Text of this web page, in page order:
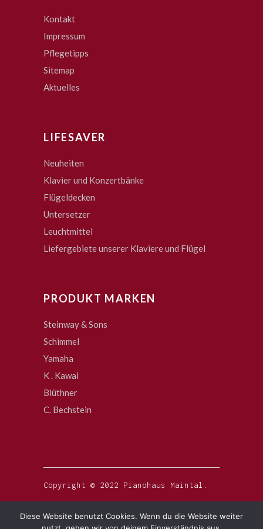
Kontakt
Impressum
Pflegetipps
Sitemap
Aktuelles
LIFESAVER
Neuheiten
Klavier und Konzertbänke
Flügeldecken
Untersetzer
Leuchtmittel
Liefergebiete unserer Klaviere und Flügel
PRODUKT MARKEN
Steinway & Sons
Schimmel
Yamaha
K . Kawai
Blüthner
C. Bechstein
Copyright © 2022 Pianohaus Maintal.
Diese Website benutzt Cookies. Wenn du die Website weiter